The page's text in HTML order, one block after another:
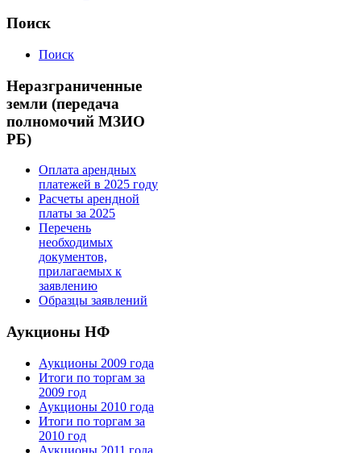
Поиск
Поиск
Неразграниченные
земли (передача
полномочий МЗИО
РБ)
Оплата арендных
платежей в 2025 году
Расчеты арендной
платы за 2025
Перечень
необходимых
документов,
прилагаемых к
заявлению
Образцы заявлений
Аукционы НФ
Аукционы 2009 года
Итоги по торгам за
2009 год
Аукционы 2010 года
Итоги по торгам за
2010 год
Аукционы 2011 года